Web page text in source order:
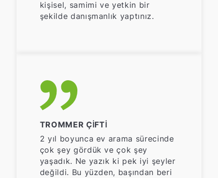
kişisel, samimi ve yetkin bir
şekilde danışmanlık yaptınız.
TROMMER ÇIFTI
2 yıl boyunca ev arama sürecinde
çok şey gördük ve çok şey
yaşadık. Ne yazık ki pek iyi şeyler
değildi. Bu yüzden, başından beri